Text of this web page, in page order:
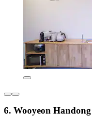
6. Wooyeon